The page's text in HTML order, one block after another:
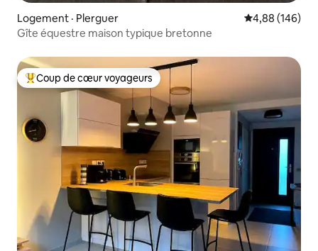
Logement · Plerguer Note
4,88 (146)
Gîte équestre maison typique bretonne
Coup de cœur voyageurs parmi les plus aimés
Coup de cœur voyageurs